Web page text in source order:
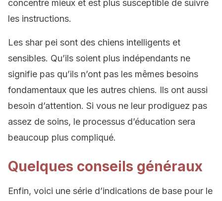
concentre mieux et est plus susceptible de suivre
les instructions.
Les shar pei sont des chiens intelligents et
sensibles. Qu’ils soient plus indépendants ne
signifie pas qu’ils n’ont pas les mêmes besoins
fondamentaux que les autres chiens. Ils ont aussi
besoin d’attention. Si vous ne leur prodiguez pas
assez de soins, le processus d’éducation sera
beaucoup plus compliqué.
Quelques conseils généraux
Enfin, voici une série d’indications de base pour le